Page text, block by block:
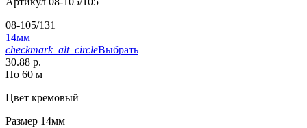
08-105/131
14мм
checkmark_alt_circleВыбрать
30.88 р.
По 60 м
Цвет кремовый
Размер 14мм